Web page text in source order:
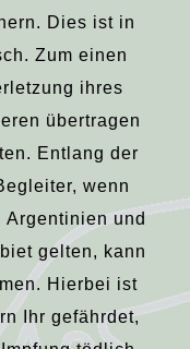
Dies ist in
Zum einen
ihres
übertragen
Entlang der
wenn
und
gelten, kann
Hierbei ist
Ihr gefährdet,